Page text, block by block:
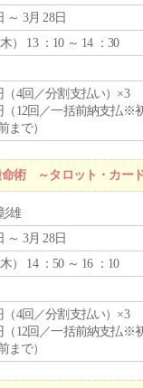
～ 3月 28日
木） 13 ：10 ～ 14 ：30
（4回／分割支払い）×3
（12回／一括前納支払※
まで）
術 ～タロット・カー
雄
～ 3月 28日
木） 14 ：50 ～ 16 ：10
（4回／分割支払い）×3
（12回／一括前納支払※
まで）